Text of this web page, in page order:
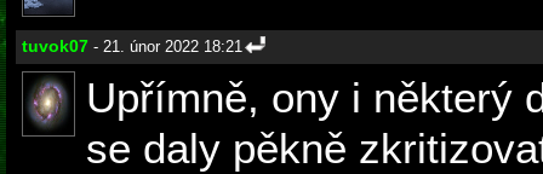
tuvok07 - 21. únor 2022 18:21
Upřímně, ony i některý
se daly pěkně